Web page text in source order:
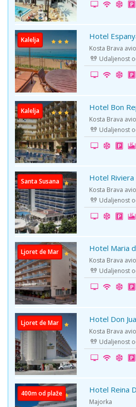
Kalelja Hotel
Kosta Brava avio
Udaljenost
Kalelja Hotel Bon
Kosta Brava avio
Udaljenost
Santa Susana Hotel Riviera
Kosta Brava avio
Udaljenost
Ljoret de Mar Hotel Maria
Kosta Brava avio
Udaljenost
Ljoret de Mar Hotel Don
Kosta Brava avio
Udaljenost
400m od plaže Hotel Reina
Majorka